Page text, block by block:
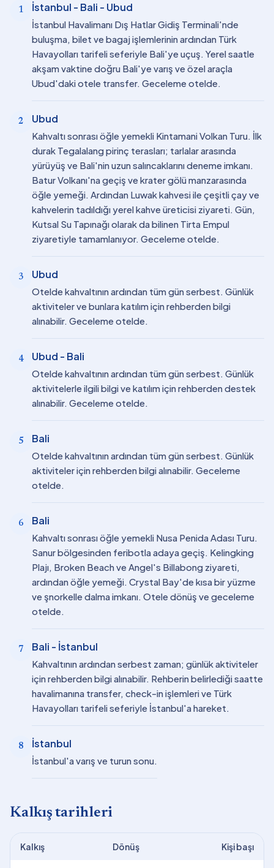
1 İstanbul - Bali - Ubud
İstanbul Havalimanı Dış Hatlar Gidiş Terminali'nde
buluşma, bilet ve bagaj işlemlerinin ardından Türk
Havayolları tarifeli seferiyle Bali'ye uçuş. Yerel saatle
akşam vaktine doğru Bali'ye varış ve özel araçla
Ubud'daki otele transfer. Geceleme otelde.
2 Ubud
Kahvaltı sonrası öğle yemekli Kintamani Volkan Turu. İlk
durak Tegalalang pirinç terasları; tarlalar arasında
yürüyüş ve Bali'nin uzun salıncaklarını deneme imkanı.
Batur Volkanı'na geçiş ve krater gölü manzarasında
öğle yemeği. Ardından Luwak kahvesi ile çeşitli çay ve
kahvelerin tadıldığı yerel kahve üreticisi ziyareti. Gün,
Kutsal Su Tapınağı olarak da bilinen Tirta Empul
ziyaretiyle tamamlanıyor. Geceleme otelde.
3 Ubud
Otelde kahvaltının ardından tüm gün serbest. Günlük
aktiviteler ve bunlara katılım için rehberden bilgi
alınabilir. Geceleme otelde.
4 Ubud - Bali
Otelde kahvaltının ardından tüm gün serbest. Günlük
aktivitelerle ilgili bilgi ve katılım için rehberden destek
alınabilir. Geceleme otelde.
5 Bali
Otelde kahvaltının ardından tüm gün serbest. Günlük
aktiviteler için rehberden bilgi alınabilir. Geceleme
otelde.
6 Bali
Kahvaltı sonrası öğle yemekli Nusa Penida Adası Turu.
Sanur bölgesinden feribotla adaya geçiş. Kelingking
Plajı, Broken Beach ve Angel's Billabong ziyareti,
ardından öğle yemeği. Crystal Bay'de kısa bir yüzme
ve şnorkelle dalma imkanı. Otele dönüş ve geceleme
otelde.
7 Bali - İstanbul
Kahvaltının ardından serbest zaman; günlük aktiviteler
için rehberden bilgi alınabilir. Rehberin belirlediği saatte
havalimanına transfer, check-in işlemleri ve Türk
Havayolları tarifeli seferiyle İstanbul'a hareket.
8 İstanbul
İstanbul'a varış ve turun sonu.
Kalkış tarihleri
Kalkış Dönüş Kişi başı